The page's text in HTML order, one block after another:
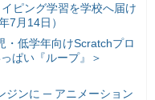
ピング学習を学校へ届け
7月14日）
・低学年向けScratchプロ
ぱい『ループ』＞
ジンに ─ アニメーション